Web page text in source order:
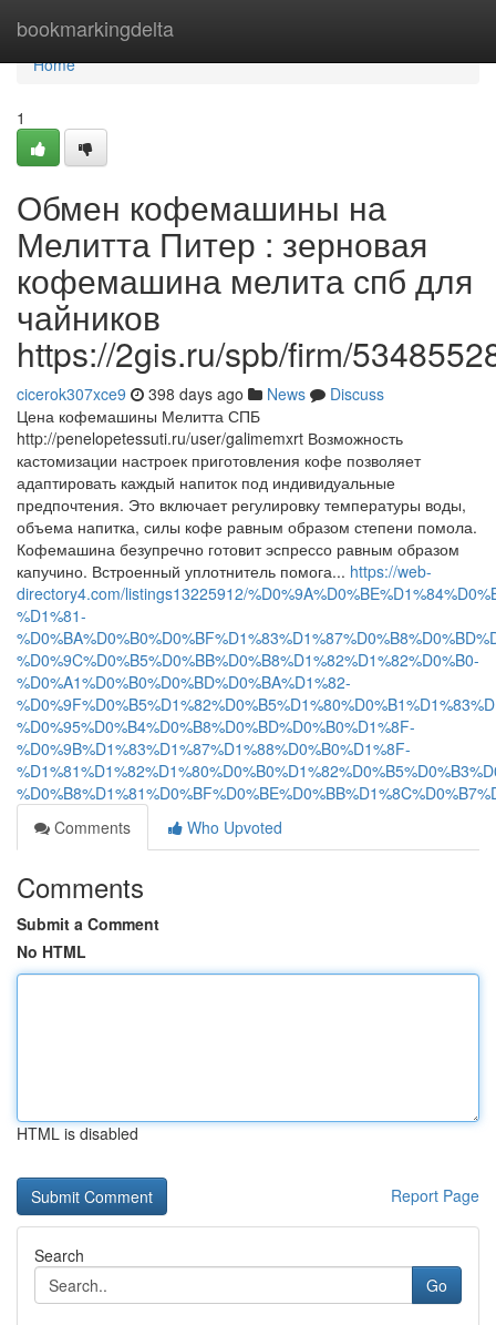
bookmarkingdelta
Home
Home
1
Обмен кофемашины на
Мелитта Питер : зерновая
кофемашина мелита спб для
чайников
https://2gis.ru/spb/firm/
cicerok307xce9 398 days ago News
Discuss
Цена кофемашины Мелитта СПБ
http://penelopetessuti.ru/user/galimemxrt Возможность
кастомизации настроек приготовления кофе позволяет
адаптировать каждый напиток под индивидуальные
предпочтения. Это включает регулировку температуры воды,
объема напитка, силы кофе равным образом степени помола.
Кофемашина безупречно готовит эспрессо равным образом
капучино. Встроенный уплотнитель помога... https://web-
directory4.com/listings13225912/
%D1%81-
%D0%9C%D0%B5%D0%BB%D0%B8%D1%82%D1%82%D0%B0-
%D0%A1%D0%B0%D0%BD%D0%BA%D1%82-
%D0%95%D0%B4%D0%B8%D0%BD%D0%B0%D1%8F-
%D0%9B%D1%83%D1%87%D1%88%D0%B0%D1%8F-
Comments
Who Upvoted
Comments
Submit a Comment
No HTML
HTML is disabled
Report Page
Search
Go